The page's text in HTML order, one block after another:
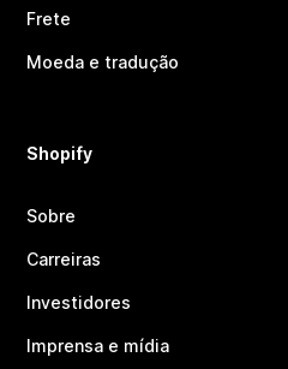
Frete
Moeda e tradução
Shopify
Sobre
Carreiras
Investidores
Imprensa e mídia